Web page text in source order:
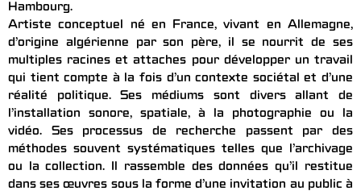
Hambourg.
Artiste conceptuel né en France, vivant en Allemagne,
d’origine algérienne par son père, il se nourrit de ses
multiples racines et attaches pour développer un travail
qui tient compte à la fois d’un contexte sociétal et d’une
réalité politique. Ses médiums sont divers allant de
l’installation sonore, spatiale, à la photographie ou la
vidéo. Ses processus de recherche passent par des
méthodes souvent systématiques telles que l’archivage
ou la collection. Il rassemble des données qu’il restitue
dans ses œuvres sous la forme d’une invitation au public à